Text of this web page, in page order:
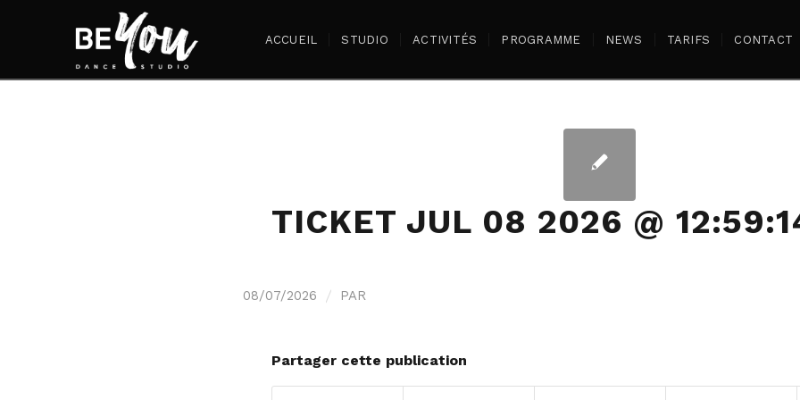
ACCUEIL STUDIO ACTIVITÉS PROGRAMME NEWS TARIFS CONTACT
TICKET JUL 08 2026 @
08/07/2026 / PAR
Partager cette publication